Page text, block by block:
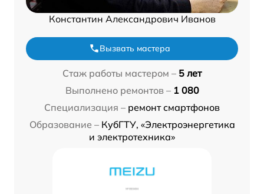
Константин Александрович Иванов
Вызвать мастера
Стаж работы мастером – 5 лет
Выполнено ремонтов – 1 080
Специализация – ремонт смартфонов
Образование – КубГТУ, «Электроэнергетика
и электротехника»